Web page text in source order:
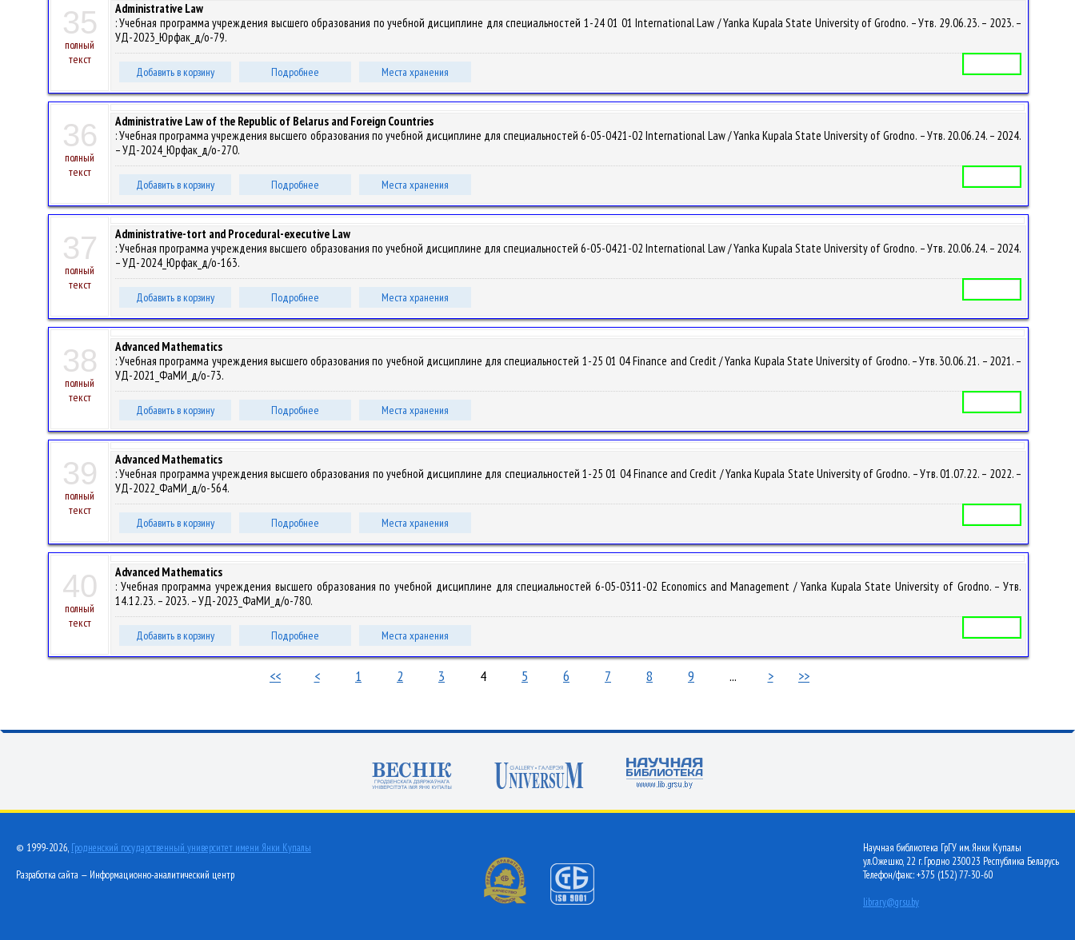
35
полный
текст
Administrative Law
: Учебная программа учреждения высшего образования по учебной дисциплине для специальностей 1-24 01 01 International Law / Yanka Kupala State University of Grodno. – Утв. 29.06.23. – 2023. –
УД-2023_Юрфак_д/о-79.
Добавить в корзину Подробнее Места хранения
36
полный
текст
Administrative Law of the Republic of Belarus and Foreign Countries
: Учебная программа учреждения высшего образования по учебной дисциплине для специальностей 6-05-0421-02 International Law / Yanka Kupala State University of Grodno. – Утв. 20.06.24. – 2024.
– УД-2024_Юрфак_д/о-270.
Добавить в корзину Подробнее Места хранения
37
полный
текст
Administrative-tort and Procedural-executive Law
: Учебная программа учреждения высшего образования по учебной дисциплине для специальностей 6-05-0421-02 International Law / Yanka Kupala State University of Grodno. – Утв. 20.06.24. – 2024.
– УД-2024_Юрфак_д/о-163.
Добавить в корзину Подробнее Места хранения
38
полный
текст
Advanced Mathematics
: Учебная программа учреждения высшего образования по учебной дисциплине для специальностей 1-25 01 04 Finance and Credit / Yanka Kupala State University of Grodno. – Утв. 30.06.21. – 2021. –
УД-2021_ФаМИ_д/о-73.
Добавить в корзину Подробнее Места хранения
39
полный
текст
Advanced Mathematics
: Учебная программа учреждения высшего образования по учебной дисциплине для специальностей 1-25 01 04 Finance and Credit / Yanka Kupala State University of Grodno. – Утв. 01.07.22. – 2022. –
УД-2022_ФаМИ_д/о-564.
Добавить в корзину Подробнее Места хранения
40
полный
текст
Advanced Mathematics
: Учебная программа учреждения высшего образования по учебной дисциплине для специальностей 6-05-0311-02 Economics and Мanagement / Yanka Kupala State University of Grodno. – Утв.
14.12.23. – 2023. – УД-2023_ФаМИ_д/о-780.
Добавить в корзину Подробнее Места хранения
<< < 1 2 3 4 5 6 7 8 9 ... > >>
© 1999-2026, Гродненский государственный университет имени Янки Купалы
Разработка сайта — Информационно-аналитический центр
Научная библиотека ГрГУ им. Янки Купалы
ул.Ожешко, 22 г. Гродно 230023 Республика Беларусь
Телефон/факс: +375 (152) 77-30-60
library@grsu.by